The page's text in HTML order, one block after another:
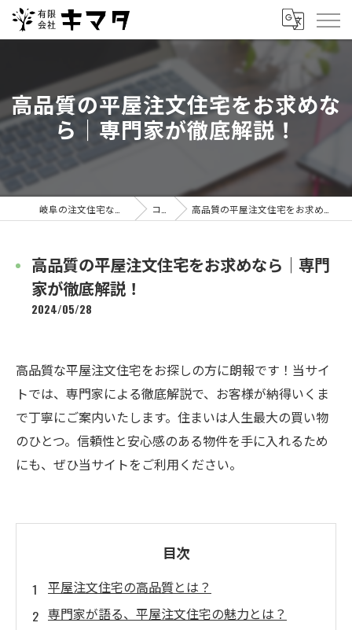
高品質の平屋注文住宅をお求めな
ら｜専門家が徹底解説！
コラム 高品質の平屋注文住宅をお求めなら｜専門家が徹底解説！
高品質の平屋注文住宅をお求めなら｜専門
家が徹底解説！
2024/05/28
高品質な平屋注文住宅をお探しの方に朗報です！当サイ
トでは、専門家による徹底解説で、お客様が納得いくま
で丁寧にご案内いたします。住まいは人生最大の買い物
のひとつ。信頼性と安心感のある物件を手に入れるため
にも、ぜひ当サイトをご利用ください。
目次
平屋注文住宅の高品質とは？
専門家が語る、平屋注文住宅の魅力とは？